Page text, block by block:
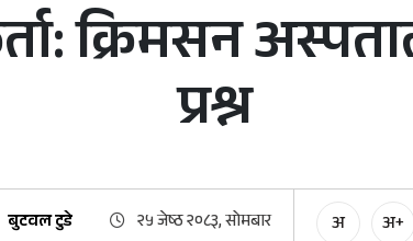
क्रिमसन
प्रश्न
बुटवल टुडे २५ जेष्ठ २०८३, सोमबार अ अ+